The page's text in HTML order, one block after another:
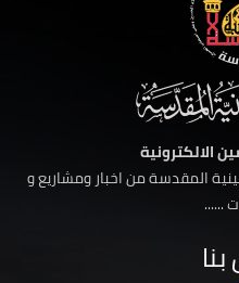
الالكترونية
المقدسة من اخبار ومشاريع و
......